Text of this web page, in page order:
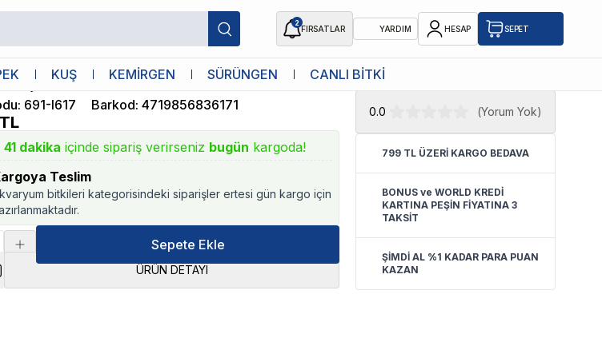
2
FIRSATLAR YARDIM HESAP SEPET
KUŞ KEMİRGEN SÜRÜNGEN CANLI BİTKİ
Dijital Termometre
: 691-I617 Barkod:4719856836171
TL
41 dakika içinde sipariş verirseniz bugün kargoda!
Teslim
bitkileri kategorisindeki siparişler ertesi gün kargo için
Sepete Ekle
ÜRÜN DETAYI
★ Atakan Petshop,
satıcısıdır.
0.0 (Yorum Yok)
799 TL ÜZERİ KARGO BEDAVA
BONUS ve WORLD KREDİ
KARTINA PEŞİN FİYATINA 3
TAKSİT
ŞİMDİ AL %1 KADAR PARA PUAN
KAZAN